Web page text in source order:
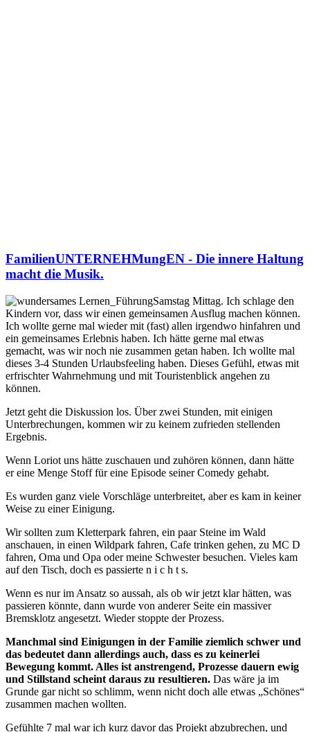
FamilienUNTERNEHMungEN - Die innere Haltung
macht die Musik.
Samstag Mittag. Ich schlage den
Kindern vor, dass wir einen gemeinsamen Ausflug machen können.
Ich wollte gerne mal wieder mit (fast) allen irgendwo hinfahren und
ein gemeinsames Erlebnis haben. Ich hätte gerne mal etwas
gemacht, was wir noch nie zusammen getan haben. Ich wollte mal
dieses 3-4 Stunden Urlaubsfeeling haben. Dieses Gefühl, etwas mit
erfrischter Wahrnehmung und mit Touristenblick angehen zu
können.
Jetzt geht die Diskussion los. Über zwei Stunden, mit einigen
Unterbrechungen, kommen wir zu keinem zufrieden stellenden
Ergebnis.
Wenn Loriot uns hätte zuschauen und zuhören können, dann hätte
er eine Menge Stoff für eine Episode seiner Comedy gehabt.
Es wurden ganz viele Vorschläge unterbreitet, aber es kam in keiner
Weise zu einer Einigung.
Wir sollten zum Kletterpark fahren, ein paar Steine im Wald
anschauen, in einen Wildpark fahren, Cafe trinken gehen, zu MC D
fahren, Oma und Opa oder meine Schwester besuchen. Vieles kam
auf den Tisch, doch es passierte n i c h t s.
Wenn es nur im Ansatz so aussah, als ob wir jetzt klar hätten, was
passieren könnte, dann wurde von anderer Seite ein massiver
Bremsklotz angesetzt. Wieder stoppte der Prozess.
Manchmal sind Einigungen in der Familie ziemlich schwer und
das bedeutet dann allerdings auch, dass es zu keinerlei
Bewegung kommt. Alles ist anstrengend, Prozesse dauern ewig
und Stillstand scheint daraus zu resultieren. Das wäre ja im
Grunde gar nicht so schlimm, wenn nicht doch alle etwas „Schönes“
zusammen machen wollten.
Gefühlte 7 mal war ich kurz davor das Projekt abzubrechen, und